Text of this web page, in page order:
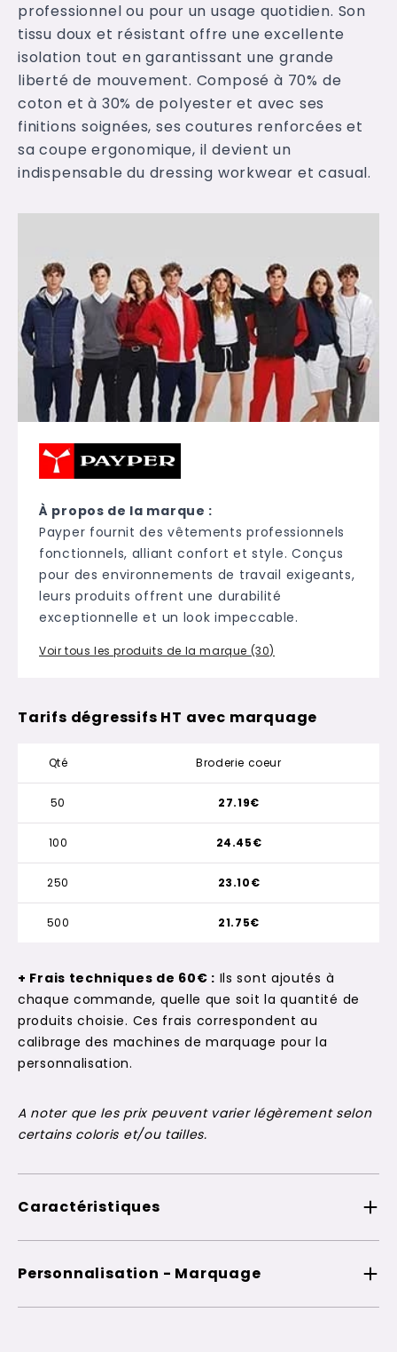
professionnel ou pour un usage quotidien. Son
tissu doux et résistant offre une excellente
isolation tout en garantissant une grande
liberté de mouvement. Composé à 70% de
coton et à 30% de polyester et avec ses
finitions soignées, ses coutures renforcées et
sa coupe ergonomique, il devient un
indispensable du dressing workwear et casual.
À propos de la marque :
Payper fournit des vêtements professionnels
fonctionnels, alliant confort et style. Conçus
pour des environnements de travail exigeants,
leurs produits offrent une durabilité
exceptionnelle et un look impeccable.
Voir tous les produits de la marque (30)
Tarifs dégressifs HT avec marquage
Qté Broderie coeur
50
100
250
500
27.19€
24.45€
23.10€
21.75€
+ Frais techniques de 60€ : Ils sont ajoutés à
chaque commande, quelle que soit la quantité de
produits choisie. Ces frais correspondent au
calibrage des machines de marquage pour la
personnalisation.
A noter que les prix peuvent varier légèrement selon
certains coloris et/ou tailles.
Caractéristiques
Personnalisation - Marquage